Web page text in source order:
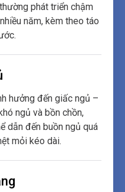
phát triển chậm
năm, kèm theo táo
hưởng đến giấc ngủ –
ngủ và bồn chồn,
dẫn đến buồn ngủ quá
mỏi kéo dài.